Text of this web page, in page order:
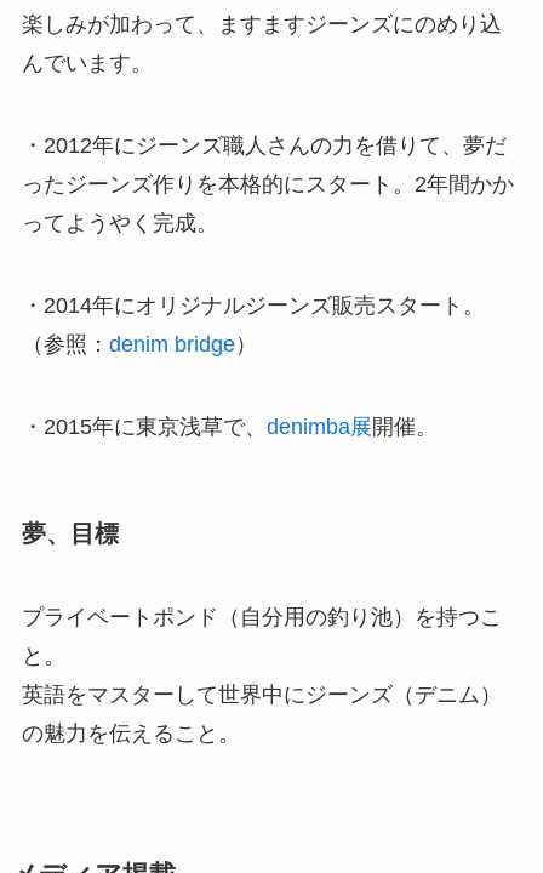
楽しみが加わって、ますますジーンズにのめり込
んでいます。
・2012年にジーンズ職人さんの力を借りて、夢だ
ったジーンズ作りを本格的にスタート。2年間かか
ってようやく完成。
・2014年にオリジナルジーンズ販売スタート。
（参照： denim bridge）
・2015年に東京浅草で、 denimba展開催。
夢、目標
プライベートポンド（自分用の釣り池）を持つこ
と。
英語をマスターして世界中にジーンズ（デニム）
の魅力を伝えること。